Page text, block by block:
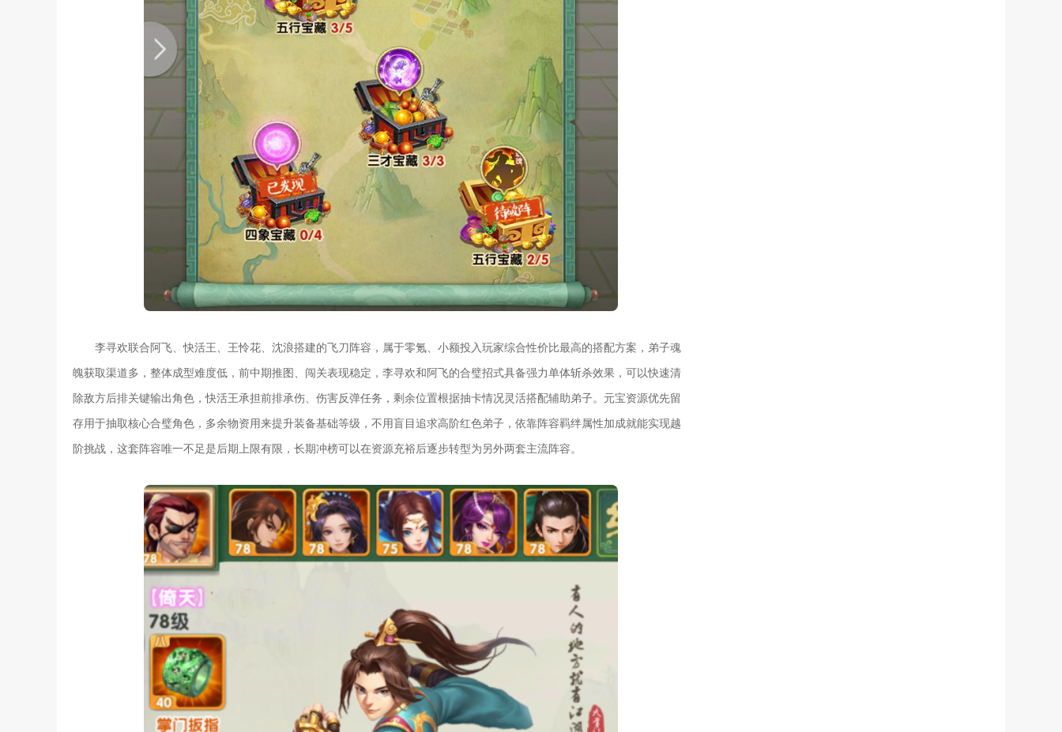
李寻欢联合阿飞、快活王、王怜花、沈浪搭建的飞刀阵容，属于零氪、小额投入玩家综合性价比最高的搭配方案，弟子魂
魄获取渠道多，整体成型难度低，前中期推图、闯关表现稳定，李寻欢和阿飞的合璧招式具备强力单体斩杀效果，可以快速清
除敌方后排关键输出角色，快活王承担前排承伤、伤害反弹任务，剩余位置根据抽卡情况灵活搭配辅助弟子。元宝资源优先留
存用于抽取核心合璧角色，多余物资用来提升装备基础等级，不用盲目追求高阶红色弟子，依靠阵容羁绊属性加成就能实现越
阶挑战，这套阵容唯一不足是后期上限有限，长期冲榜可以在资源充裕后逐步转型为另外两套主流阵容。